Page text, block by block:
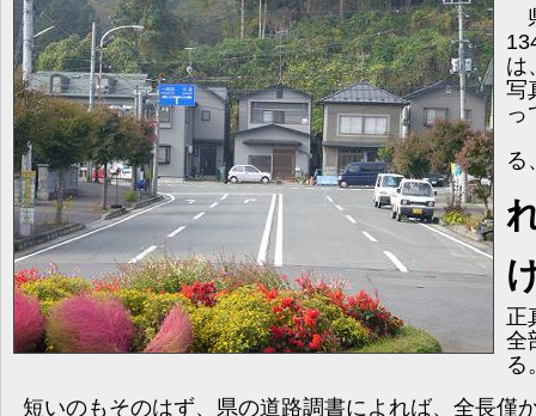
は
写
っ
る
正
全
る
短いのもそのはず、県の道路調書によれば、全長僅